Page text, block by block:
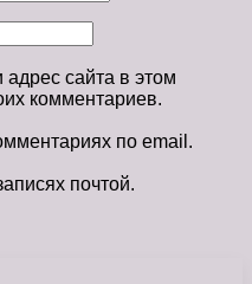
сайта в этом
комментариев.
по email.
почтой.